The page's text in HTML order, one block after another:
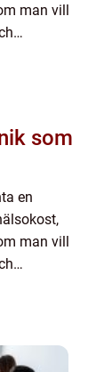
man vill
en
man vill